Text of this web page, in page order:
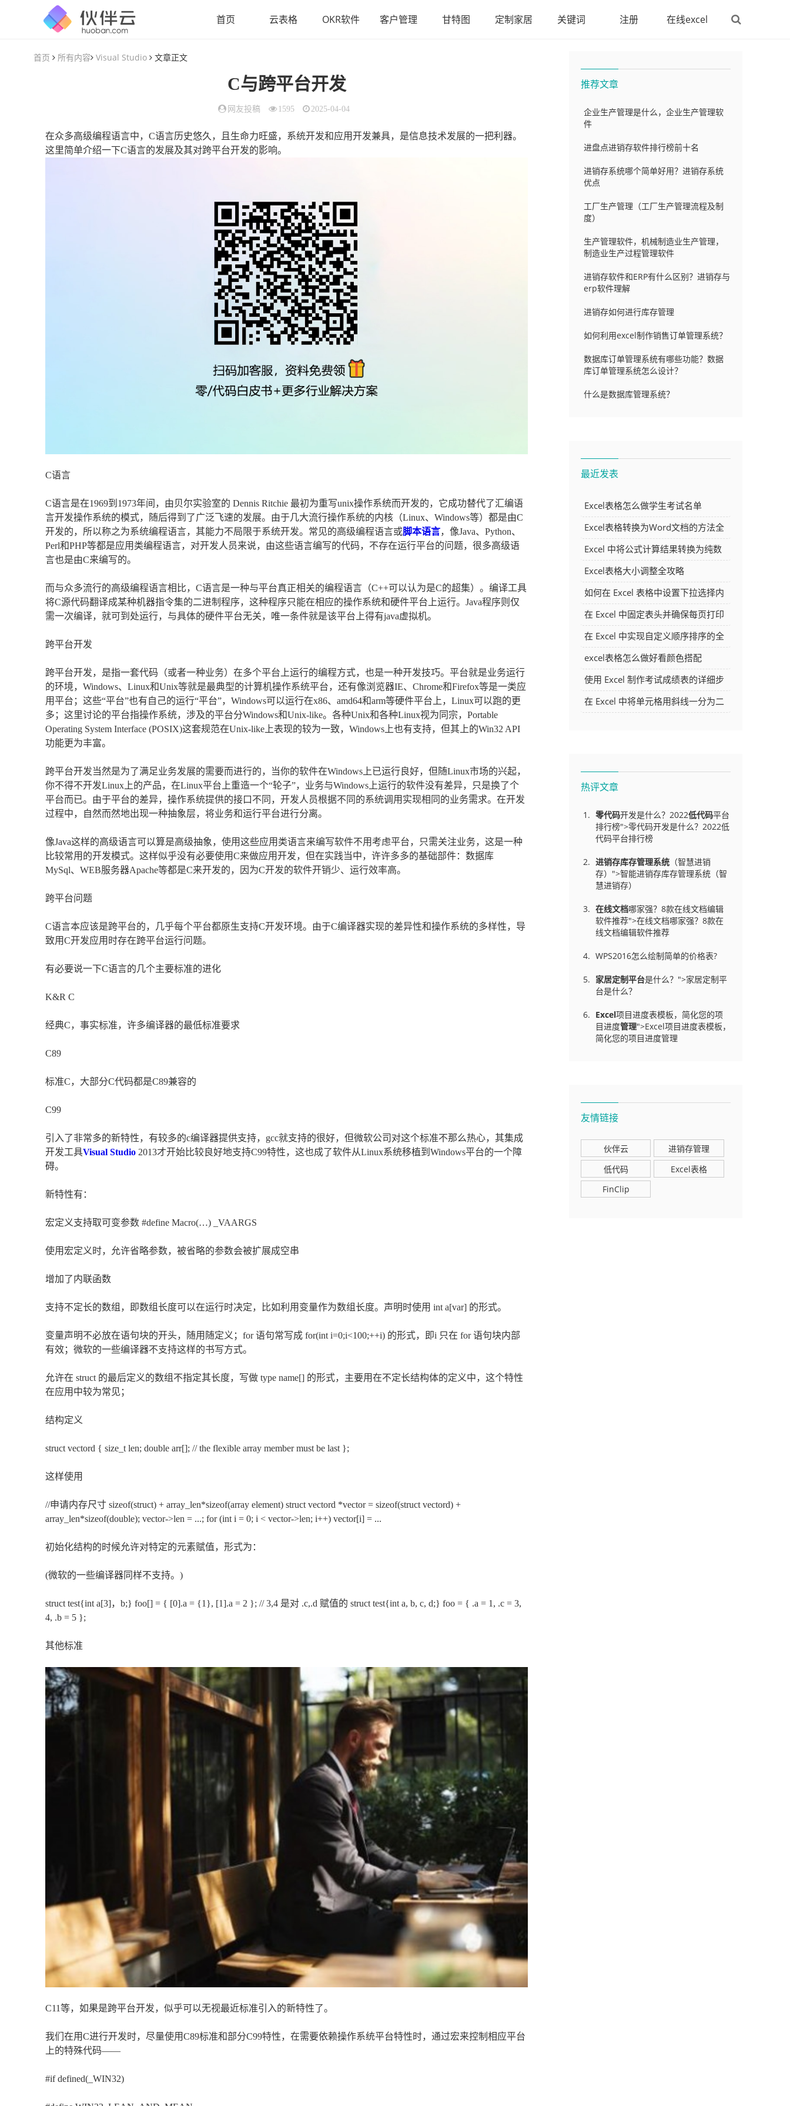
首页 云表格 OKR软件 客户管理 甘特图 定制家居 关键词 注册 在线excel
首页 所有内容 Visual Studio 文章正文
C与跨平台开发
网友投稿 1595 2025-04-04
在众多高级编程语言中，C语言历史悠久，且生命力旺盛，系统开发和应用开发兼具，是信息技术发展的一把利器。
这里简单介绍一下C语言的发展及其对跨平台开发的影响。
C语言
C语言是在1969到1973年间，由贝尔实验室的 Dennis Ritchie 最初为重写unix操作系统而开发的，它成功替代了汇编语
言开发操作系统的模式，随后得到了广泛飞速的发展。由于几大流行操作系统的内核（Linux、Windows等）都是由C
开发的，所以称之为系统编程语言，其能力不局限于系统开发。常见的高级编程语言或脚本语言，像Java、Python、
Perl和PHP等都是应用类编程语言，对开发人员来说，由这些语言编写的代码，不存在运行平台的问题，很多高级语
言也是由C来编写的。
而与众多流行的高级编程语言相比，C语言是一种与平台真正相关的编程语言（C++可以认为是C的超集）。编译工具
将C源代码翻译成某种机器指令集的二进制程序，这种程序只能在相应的操作系统和硬件平台上运行。Java程序则仅
需一次编译，就可到处运行，与具体的硬件平台无关，唯一条件就是该平台上得有java虚拟机。
跨平台开发
跨平台开发，是指一套代码（或者一种业务）在多个平台上运行的编程方式，也是一种开发技巧。平台就是业务运行
的环境，Windows、Linux和Unix等就是最典型的计算机操作系统平台，还有像浏览器IE、Chrome和Firefox等是一类应
用平台；这些“平台”也有自己的运行“平台”，Windows可以运行在x86、amd64和arm等硬件平台上，Linux可以跑的更
多；这里讨论的平台指操作系统，涉及的平台分Windows和Unix-like。各种Unix和各种Linux视为同宗，Portable
Operating System Interface (POSIX)这套规范在Unix-like上表现的较为一致，Windows上也有支持，但其上的Win32 API
功能更为丰富。
跨平台开发当然是为了满足业务发展的需要而进行的，当你的软件在Windows上已运行良好，但随Linux市场的兴起，
你不得不开发Linux上的产品，在Linux平台上重造一个“轮子”，业务与Windows上运行的软件没有差异，只是换了个
平台而已。由于平台的差异，操作系统提供的接口不同，开发人员根据不同的系统调用实现相同的业务需求。在开发
过程中，自然而然地出现一种抽象层，将业务和运行平台进行分离。
像Java这样的高级语言可以算是高级抽象，使用这些应用类语言来编写软件不用考虑平台，只需关注业务，这是一种
比较常用的开发模式。这样似乎没有必要使用C来做应用开发，但在实践当中，许许多多的基础部件：数据库
MySql、WEB服务器Apache等都是C来开发的，因为C开发的软件开销少、运行效率高。
跨平台问题
C语言本应该是跨平台的，几乎每个平台都原生支持C开发环境。由于C编译器实现的差异性和操作系统的多样性，导
致用C开发应用时存在跨平台运行问题。
有必要说一下C语言的几个主要标准的进化
K&R C
经典C，事实标准，许多编译器的最低标准要求
C89
标准C，大部分C代码都是C89兼容的
C99
引入了非常多的新特性，有较多的c编译器提供支持，gcc就支持的很好，但微软公司对这个标准不那么热心，其集成
开发工具Visual Studio 2013才开始比较良好地支持C99特性，这也成了软件从Linux系统移植到Windows平台的一个障
碍。
新特性有：
宏定义支持取可变参数 #define Macro(…) _VAARGS
使用宏定义时，允许省略参数，被省略的参数会被扩展成空串
增加了内联函数
支持不定长的数组，即数组长度可以在运行时决定，比如利用变量作为数组长度。声明时使用 int a[var] 的形式。
变量声明不必放在语句块的开头，随用随定义；for 语句常写成 for(int i=0;i<100;++i) 的形式，即i 只在 for 语句块内部
有效；微软的一些编译器不支持这样的书写方式。
允许在 struct 的最后定义的数组不指定其长度，写做 type name[] 的形式，主要用在不定长结构体的定义中，这个特性
在应用中较为常见；
结构定义
struct vectord { size_t len; double arr[]; // the flexible array member must be last };
这样使用
//申请内存尺寸 sizeof(struct) + array_len*sizeof(array element) struct vectord *vector = sizeof(struct vectord) +
array_len*sizeof(double); vector->len = ...; for (int i = 0; i < vector->len; i++) vector[i] = ...
初始化结构的时候允许对特定的元素赋值，形式为：
(微软的一些编译器同样不支持。)
struct test{int a[3]，b;} foo[] = { [0].a = {1}, [1].a = 2 }; // 3,4 是对 .c,.d 赋值的 struct test{int a, b, c, d;} foo = { .a = 1, .c = 3,
4, .b = 5 };
其他标准
C11等，如果是跨平台开发，似乎可以无视最近标准引入的新特性了。
我们在用C进行开发时，尽量使用C89标准和部分C99特性，在需要依赖操作系统平台特性时，通过宏来控制相应平台
上的特殊代码——
#if defined(_WIN32)
推荐文章
企业生产管理是什么，企业生产管理软
件
进盘点进销存软件排行榜前十名
进销存系统哪个简单好用？进销存系统
优点
工厂生产管理（工厂生产管理流程及制
度）
生产管理软件，机械制造业生产管理，
制造业生产过程管理软件
进销存软件和ERP有什么区别？进销存与
erp软件理解
进销存如何进行库存管理
如何利用excel制作销售订单管理系统？
数据库订单管理系统有哪些功能？数据
库订单管理系统怎么设计？
什么是数据库管理系统？
最近发表
Excel表格怎么做学生考试名单
Excel表格转换为Word文档的方法全
解析
Excel 中将公式计算结果转换为纯数
字的多种方法
Excel表格大小调整全攻略
如何在 Excel 表格中设置下拉选择内
容
在 Excel 中固定表头并确保每页打印
时都显示表头的方法详解
在 Excel 中实现自定义顺序排序的全
面指南
excel表格怎么做好看颜色搭配
使用 Excel 制作考试成绩表的详细步
骤及技巧
在 Excel 中将单元格用斜线一分为二
热评文章
零代码开发是什么？2022低代码平台
排行榜">零代码开发是什么？2022低
代码平台排行榜
进销存库存管理系统 （智慧进销
存）">智能进销存库存管理系统（智
慧进销存）
在线文档哪家强？8款在线文档编辑
软件推荐">在线文档哪家强？8款在
线文档编辑软件推荐
WPS2016怎么绘制简单的价格表?
家居定制平台是什么？">家居定制平
台是什么？
Excel项目进度表模板，简化您的项
目进度管理">Excel项目进度表模板，
简化您的项目进度管理
友情链接
伙伴云
进销存管理
低代码
Excel表格
FinClip